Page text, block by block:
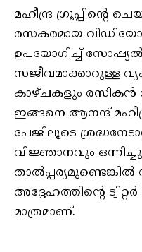
മഹീന്ദ്ര ഗ്രൂപ്പിന്റെ
രസകരമായ
ഉപയോഗിച്ച്
സജീവമാക്കാറുള്ള
കാഴ്ചകളും
ഇങ്ങനെ ആനന്ദ്
പേജിലൂടെ
വിജ്ഞാനവും ഒന്നിച്ചു
അദ്ദേഹത്തിന്റെ
മാത്രമാണ്.